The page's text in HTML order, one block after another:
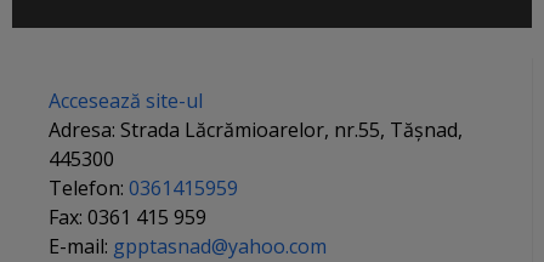
Accesează site-ul
Adresa: Strada Lăcrămioarelor, nr.55, Tășnad,
445300
Telefon: 0361415959
Fax: 0361 415 959
E-mail: gpptasnad@yahoo.com